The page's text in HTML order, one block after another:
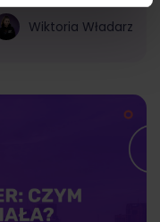
Wiktoria Władarz